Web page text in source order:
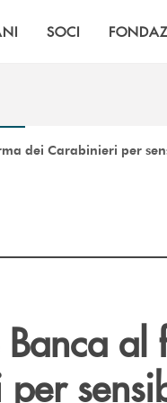
SOCI
dei Carabinieri per
Banca